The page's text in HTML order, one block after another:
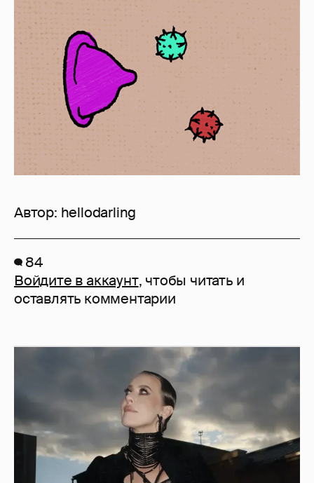
Автор: hellodarling
84
Войдите в аккаунт, чтобы читать и
оставлять комментарии